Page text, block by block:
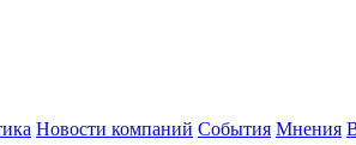
Новости компаний События Мнения